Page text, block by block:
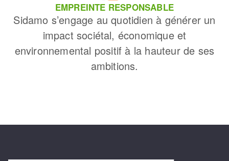
EMPREINTE RESPONSABLE
Sidamo s’engage au quotidien à générer un
impact sociétal, économique et
environnemental positif à la hauteur de ses
ambitions.